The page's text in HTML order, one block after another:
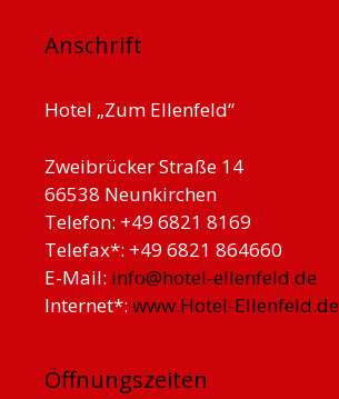
Anschrift
Hotel „Zum Ellenfeld“
Zweibrücker Straße 14
66538 Neunkirchen
Telefon: +49 6821 8169
Telefax*: +49 6821 864660
E-Mail: info@hotel-ellenfeld.de
Internet*: www.Hotel-Ellenfeld.de
Öffnungszeiten